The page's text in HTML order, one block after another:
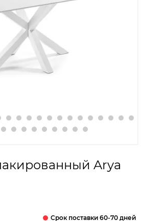
Arya
Срок поставки 60-70 дней